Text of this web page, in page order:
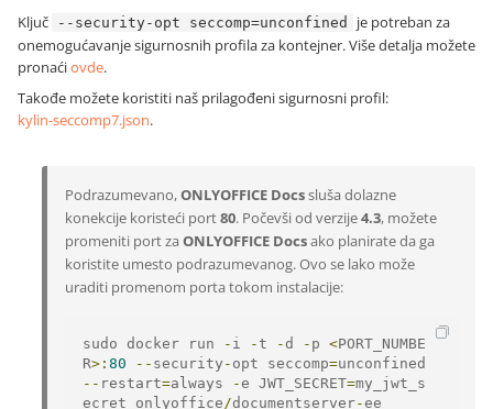
Ključ --security-opt seccomp=unconfined
je potreban za
onemogućavanje sigurnosnih profila za kontejner. Više detalja možete
pronaćiovde.
Takođe možete koristiti naš prilagođeni sigurnosni profil:
kylin-seccomp7.json.
Podrazumevano,ONLYOFFICE Docssluša dolazne
konekcije koristeći port80. Počevši od verzije4.3, možete
promeniti port za ONLYOFFICE Docsako planirate da ga
koristite umesto podrazumevanog. Ovo se lako može
uraditi promenom porta tokom instalacije:
sudo docker run - i -t -d - p <PORT_NUMBE
R>: 80 -- security - opt seccomp=
-- restart=always -e JWT_SECRET=my_jwt_s
ecret onlyoffice/documentserver-ee